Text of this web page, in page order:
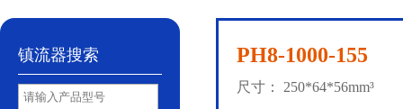
镇流器搜索 PH8-1000-155
尺寸： 250*64*56mm³